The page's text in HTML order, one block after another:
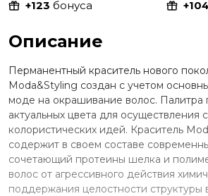
+123 бонуса +104
Описание
Перманентный краситель нового
Moda&Styling создан с учетом
моде на окрашивание волос. Палитра
актуальных цвета для осуществления
колористических идей. Краситель
содержит в своем составе
сочетающий протеины шелка и
волос от агрессивного действия
поддержания целостности структуры